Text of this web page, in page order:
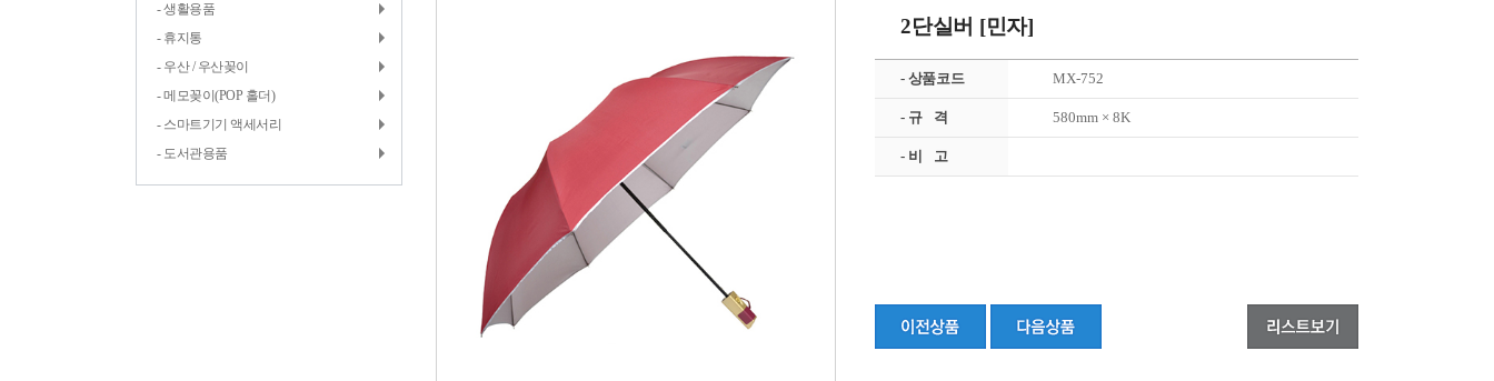
- 생활용품
- 휴지통
- 우산 / 우산꽂이
- 메모꽂이(POP 홀더)
- 스마트기기 액세서리
- 도서관용품
2단실버 [민자]
- 상품코드 MX-752
- 규 격 580mm × 8K
- 비 고